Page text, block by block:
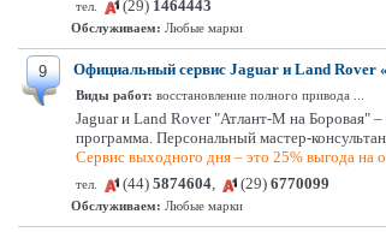
тел.
(29) 1464443
Обслуживаем: Любые марки
9 Официальный сервис Jaguar и Land Rover
Виды работ: восстановление полного привода ...
Jaguar и Land Rover "Атлант-М на Боровая"
программа. Персональный мастер-
Сервис выходного дня – это 25% выгода на
тел. (44) 5874604, (29) 6770099
Обслуживаем: Любые марки